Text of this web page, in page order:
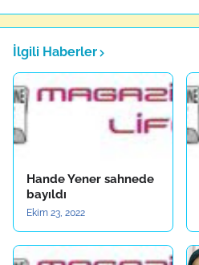
İlgili Haberler
Hande Yener sahnede
bayıldı
Ekim 23, 2022